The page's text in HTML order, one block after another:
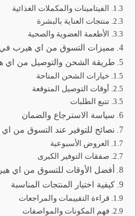
الفيتامينات والمكملات الغذائية
منتجات العناية بالبشرة
الأطعمة العضوية والصحية
مميزات التسوق من اي هيرب في
طريقة الشحن والتوصيل من اي
خيارات الشحن المتاحة
أوقات التوصيل المتوقعة
تتبع الطلبات
سياسة الاسترجاع والضمان
نصائح للتوفير عند التسوق من
العروض الأسبوعية
صفقات التوفير الكبرى
أفضل الأوقات للتسوق من اي
كيفية اختيار المنتجات المناسبة
قراءة التقييمات والمراجعات
فهم المكونات والمواصفات